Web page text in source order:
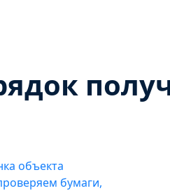
объекта
бумаги,